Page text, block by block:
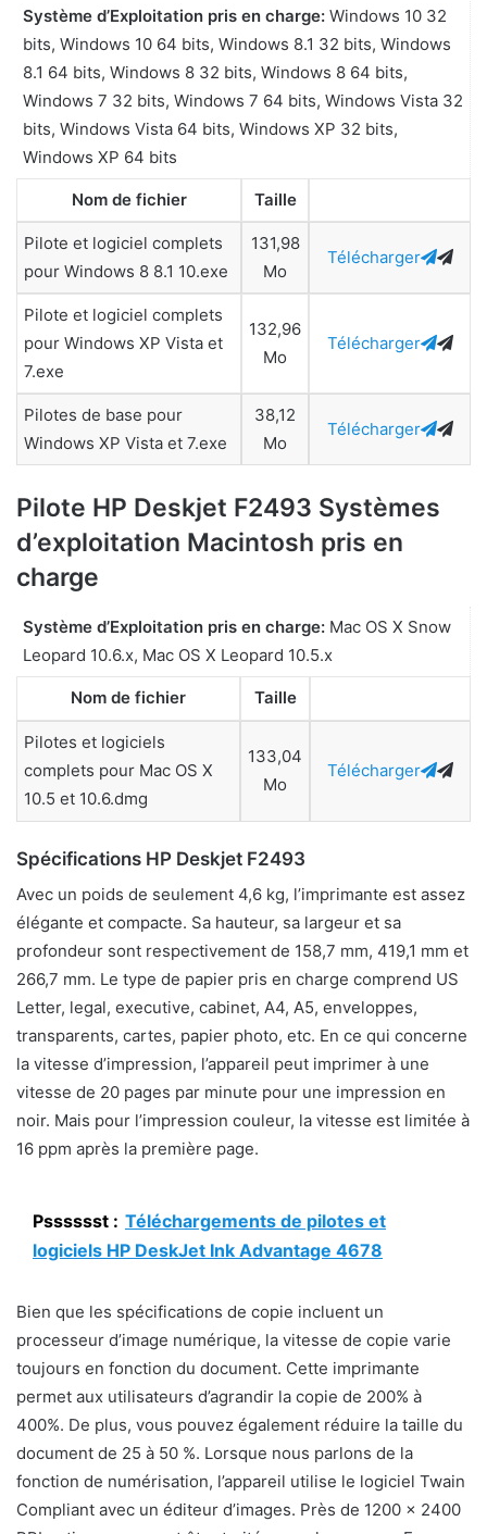
Système d’Exploitation pris en charge: Windows 10 32
bits, Windows 10 64 bits, Windows 8.1 32 bits, Windows
8.1 64 bits, Windows 8 32 bits, Windows 8 64 bits,
Windows 7 32 bits, Windows 7 64 bits, Windows Vista 32
bits, Windows Vista 64 bits, Windows XP 32 bits,
Windows XP 64 bits
Nom de fichier Taille
Pilote et logiciel complets
pour Windows 8 8.1 10.exe
131,98
Mo
Télécharger
Pilote et logiciel complets
pour Windows XP Vista et
7.exe
132,96
Mo
Télécharger
Pilotes de base pour
Windows XP Vista et 7.exe
38,12
Mo
Télécharger
Pilote HP Deskjet F2493 Systèmes
d’exploitation Macintosh pris en
charge
Système d’Exploitation pris en charge: Mac OS X Snow
Leopard 10.6.x, Mac OS X Leopard 10.5.x
Nom de fichier Taille
Pilotes et logiciels
complets pour Mac OS X
10.5 et 10.6.dmg
133,04
Mo
Télécharger
Spécifications HP Deskjet F2493
Avec un poids de seulement 4,6 kg, l’imprimante est assez
élégante et compacte. Sa hauteur, sa largeur et sa
profondeur sont respectivement de 158,7 mm, 419,1 mm et
266,7 mm. Le type de papier pris en charge comprend US
Letter, legal, executive, cabinet, A4, A5, enveloppes,
transparents, cartes, papier photo, etc. En ce qui concerne
la vitesse d’impression, l’appareil peut imprimer à une
vitesse de 20 pages par minute pour une impression en
noir. Mais pour l’impression couleur, la vitesse est limitée à
16 ppm après la première page.
Psssssst : Téléchargements de pilotes et
logiciels HP DeskJet Ink Advantage 4678
Bien que les spécifications de copie incluent un
processeur d’image numérique, la vitesse de copie varie
toujours en fonction du document. Cette imprimante
permet aux utilisateurs d’agrandir la copie de 200% à
400%. De plus, vous pouvez également réduire la taille du
document de 25 à 50 %. Lorsque nous parlons de la
fonction de numérisation, l’appareil utilise le logiciel Twain
Compliant avec un éditeur d’images. Près de 1200 x 2400